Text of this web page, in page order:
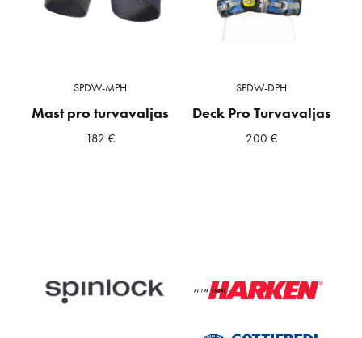
SPDW-MPH
Mast pro turvavaljas
182 €
SPDW-DPH
Deck Pro Turvavaljas
200 €